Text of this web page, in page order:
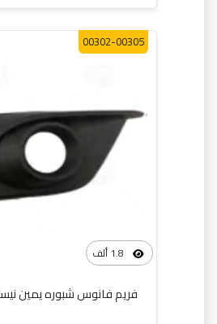
00302-00305
فريم فانوس شبوره يمين نيسان صني 2011